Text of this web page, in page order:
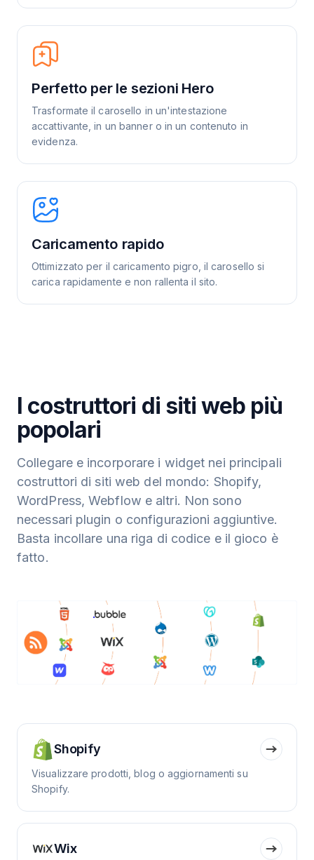
Perfetto per le sezioni Hero
Trasformate il carosello in un'intestazione
accattivante, in un banner o in un contenuto in
evidenza.
Caricamento rapido
Ottimizzato per il caricamento pigro, il carosello si
carica rapidamente e non rallenta il sito.
I costruttori di siti web più
popolari
Collegare e incorporare i widget nei principali
costruttori di siti web del mondo: Shopify,
WordPress, Webflow e altri. Non sono
necessari plugin o configurazioni aggiuntive.
Basta incollare una riga di codice e il gioco è
fatto.
Shopify
Visualizzare prodotti, blog o aggiornamenti su
Shopify.
Wix